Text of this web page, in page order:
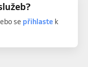
se přihlastek